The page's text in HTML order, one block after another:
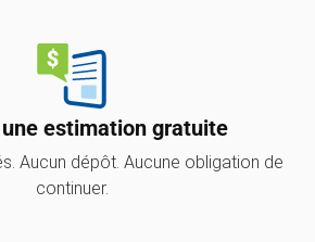
estimation gratuite
Aucun dépôt. Aucune obligation de
continuer.